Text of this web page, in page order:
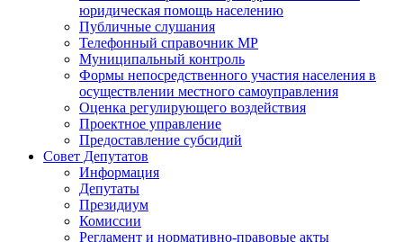
юридическая помощь населению
Публичные слушания
Телефонный справочник МР
Муниципальный контроль
Формы непосредственного участия населения в
осуществлении местного самоуправления
Оценка регулирующего воздействия
Проектное управление
Предоставление субсидий
Совет Депутатов
Информация
Депутаты
Президиум
Комиссии
Регламент и нормативно-правовые акты